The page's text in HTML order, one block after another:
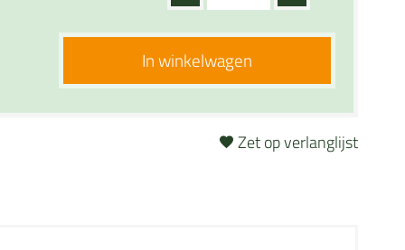
In winkelwagen
Zet op verlanglijst